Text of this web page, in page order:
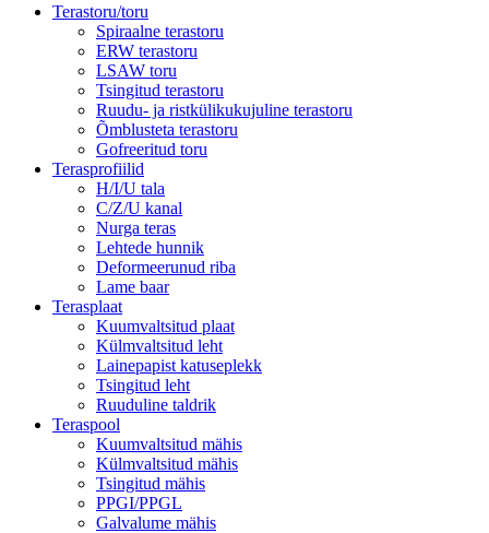
Terastoru/toru
Spiraalne terastoru
ERW terastoru
LSAW toru
Tsingitud terastoru
Ruudu- ja ristkülikukujuline terastoru
Õmblusteta terastoru
Gofreeritud toru
Terasprofiilid
H/I/U tala
C/Z/U kanal
Nurga teras
Lehtede hunnik
Deformeerunud riba
Lame baar
Terasplaat
Kuumvaltsitud plaat
Külmvaltsitud leht
Lainepapist katuseplekk
Tsingitud leht
Ruuduline taldrik
Teraspool
Kuumvaltsitud mähis
Külmvaltsitud mähis
Tsingitud mähis
PPGI/PPGL
Galvalume mähis